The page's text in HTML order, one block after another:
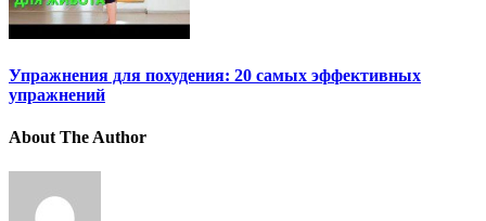
Упражнения для похудения: 20 самых эффективных
упражнений
About The Author